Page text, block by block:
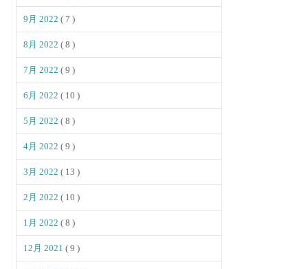
9月 2022( 7 )
8月 2022( 8 )
7月 2022( 9 )
6月 2022( 10 )
5月 2022( 8 )
4月 2022( 9 )
3月 2022( 13 )
2月 2022( 10 )
1月 2022( 8 )
12月 2021( 9 )